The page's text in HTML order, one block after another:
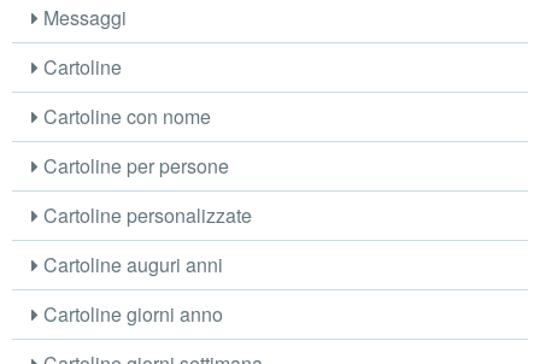
Messaggi
Cartoline
Cartoline con nome
Cartoline per persone
Cartoline personalizzate
Cartoline auguri anni
Cartoline giorni anno